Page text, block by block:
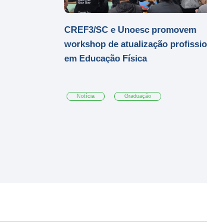
CREF3/SC e Unoesc promovem
workshop de atualização
em Educação Física
Notícia Graduação